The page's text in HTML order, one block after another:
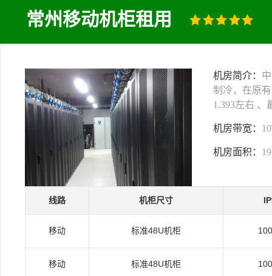
常州移动机柜租用
机房简介：
制冷，在原
1.393左右 、
机房带宽：
机房面积：
线路 机柜尺寸
移动 标准48U机柜
移动 标准48U机柜